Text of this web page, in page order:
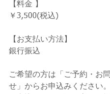
【料金 】
￥3,500(税込)
【お支払い方法】
銀行振込
ご希望の方は「ご予約・お
せ」からお申込みください。